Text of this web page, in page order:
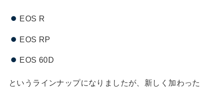
EOS R
EOS RP
EOS 60D
というラインナップになりましたが、新しく加わった